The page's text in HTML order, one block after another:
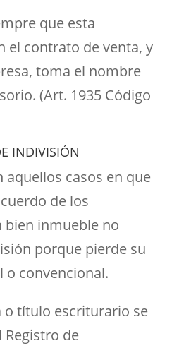
que esta
el contrato de venta, y
toma el nombre
(Art. 1935 Código
INDIVISIÓN
aquellos casos en que
de los
bien inmueble no
porque pierde su
convencional.
o título escriturario se
de